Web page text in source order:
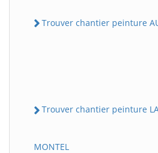
Trouver chantier peinture
Trouver chantier peinture LA
MONTEL